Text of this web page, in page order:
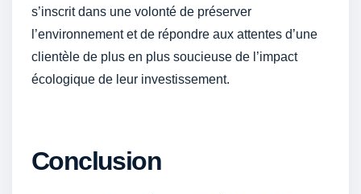
s’inscrit dans une volonté de préserver
l’environnement et de répondre aux attentes d’une
clientèle de plus en plus soucieuse de l’impact
écologique de leur investissement.
Conclusion